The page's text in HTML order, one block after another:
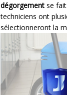
dégorgement se
techniciens ont
sélectionneront la